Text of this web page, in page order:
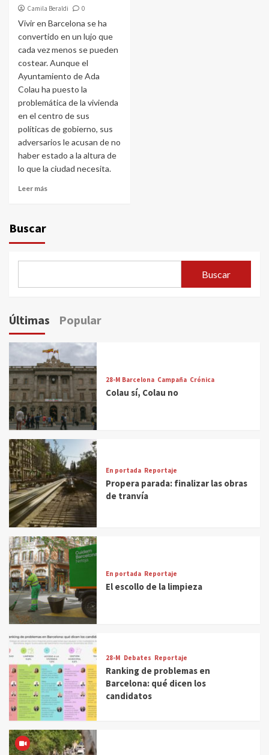
Camila Beraldi 0
Vivir en Barcelona se ha
convertido en un lujo que
cada vez menos se pueden
costear. Aunque el
Ayuntamiento de Ada
Colau ha puesto la
problemática de la vivienda
en el centro de sus
políticas de gobierno, sus
adversarios le acusan de no
haber estado a la altura de
lo que la ciudad necesita.
Leer más
Buscar
Buscar
Últimas Popular
28-M Barcelona Campaña Crónica
Colau sí, Colau no
En portada Reportaje
Propera parada: finalizar las obras
de tranvía
En portada Reportaje
El escollo de la limpieza
28-M Debates Reportaje
Ranking de problemas en
Barcelona: qué dicen los
candidatos